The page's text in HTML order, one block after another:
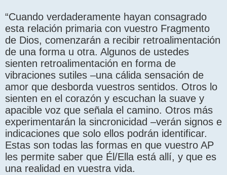
“Cuando verdaderamente hayan consagrado
esta relación primaria con vuestro Fragmento
de Dios, comenzarán a recibir retroalimentación
de una forma u otra. Algunos de ustedes
sienten retroalimentación en forma de
vibraciones sutiles –una cálida sensación de
amor que desborda vuestros sentidos. Otros lo
sienten en el corazón y escuchan la suave y
apacible voz que señala el camino. Otros más
experimentarán la sincronicidad –verán signos e
indicaciones que solo ellos podrán identificar.
Estas son todas las formas en que vuestro AP
les permite saber que Él/Ella está allí, y que es
una realidad en vuestra vida.